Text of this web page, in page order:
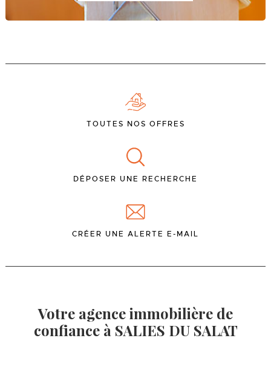
TOUTES NOS OFFRES
DÉPOSER UNE RECHERCHE
CRÉER UNE ALERTE E-MAIL
Votre agence immobilière de
confiance à SALIES DU SALAT